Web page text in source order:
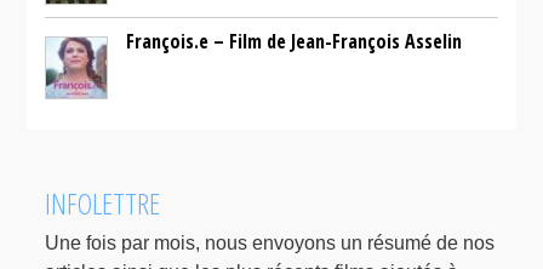
François.e – Film de Jean-François Asselin
INFOLETTRE
Une fois par mois, nous envoyons un résumé de nos